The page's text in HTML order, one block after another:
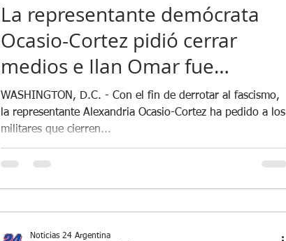
La representante demócrata
Ocasio-Cortez pidió cerrar
medios e Ilan Omar fue
acusada de antisemita
WASHINGTON, D.C. - Con el fin de derrotar al fascismo,
la representante Alexandria Ocasio-Cortez ha pedido a los
militares que cierren...
Noticias 24 Argentina